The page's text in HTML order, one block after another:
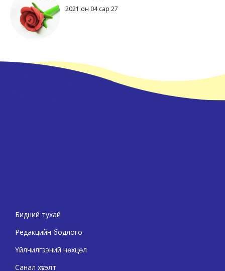
2021 он 04 сар 27
Бидний тухай
Редакцийн бодлого
Үйлчилгээний нөхцөл
Санал хүсэлт